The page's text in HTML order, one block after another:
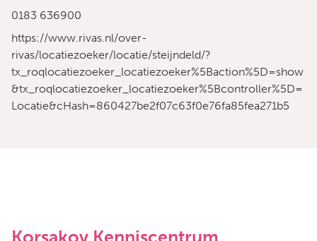
0183 636900
https://www.rivas.nl/over-
rivas/locatiezoeker/locatie/steijndeld/?
tx_roqlocatiezoeker_locatiezoeker%5Baction%5D=show
&tx_roqlocatiezoeker_locatiezoeker%5Bcontroller%5D=
Locatie&cHash=860427be2f07c63f0e76fa85fea271b5